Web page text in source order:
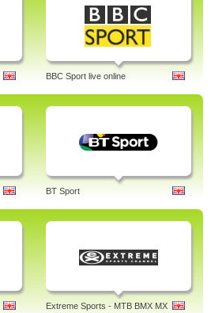
BBC Sport live online
BT Sport
Extreme Sports - MTB BMX MX